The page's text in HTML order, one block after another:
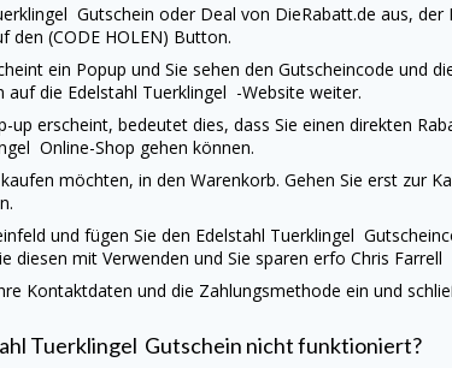
Gutschein oder Deal von DieRabatt.de aus, der
den (CODE HOLEN) Button.
ein Popup und Sie sehen den Gutscheincode und
auf die Edelstahl Tuerklingel -Website weiter.
up erscheint, bedeutet dies, dass Sie einen direkten
Online-Shop gehen können.
möchten, in den Warenkorb. Gehen Sie erst zur
und fügen Sie den Edelstahl Tuerklingel
diesen mit Verwenden und Sie sparen erfo Chris
Kontaktdaten und die Zahlungsmethode ein und
Tuerklingel Gutschein nicht funktioniert?